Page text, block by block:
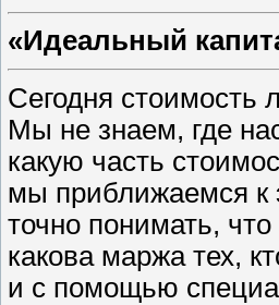
«Идеальный
Сегодня стоимость
Мы не знаем, где
какую часть
мы приближаемся к
точно понимать,
какова маржа тех,
и с помощью